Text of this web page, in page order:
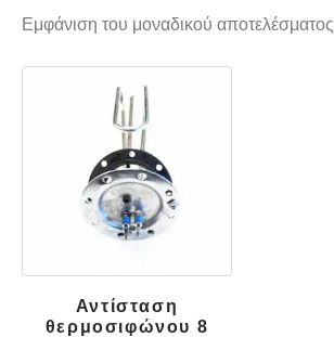
Εμφάνιση του μοναδικού αποτελέσματος
Αντίσταση
θερμοσιφώνου 8